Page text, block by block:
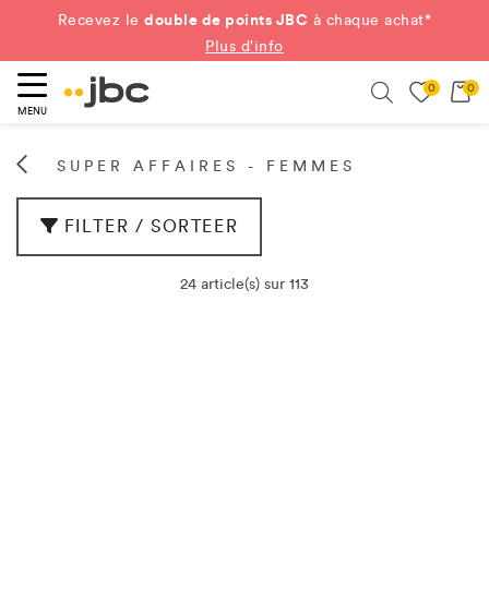
Recevez ledouble de points JBC à chaque achat*
Plus d'info
MENU
0 0
SUPER AFFAIRES - FEMMES
FILTER / SORTEER
24 article(s) sur 113